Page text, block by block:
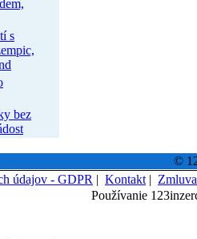
s
bez
©
údajov - GDPR | Kontakt | Zmluva
Používanie